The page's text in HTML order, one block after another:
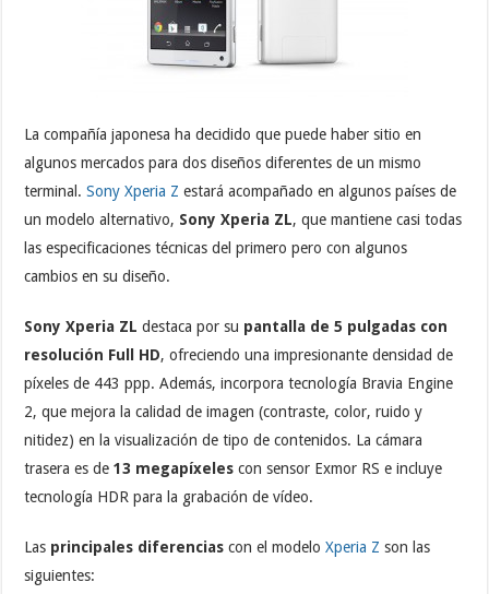
La compañía japonesa ha decidido que puede haber sitio en
algunos mercados para dos diseños diferentes de un mismo
terminal.Sony Xperia Z estará acompañado en algunos países de
un modelo alternativo, Sony Xperia ZL, que mantiene casi todas
las especificaciones técnicas del primero pero con algunos
cambios en su diseño.
Sony Xperia ZL destaca por su pantalla de 5 pulgadas con
resolución Full HD, ofreciendo una impresionante densidad de
píxeles de 443 ppp. Además, incorpora tecnología Bravia Engine
2, que mejora la calidad de imagen (contraste, color, ruido y
nitidez) en la visualización de tipo de contenidos. La cámara
trasera es de13 megapíxeles con sensor Exmor RS e incluye
tecnología HDR para la grabación de vídeo.
Las principales diferencias con el modeloXperia Z son las
siguientes: